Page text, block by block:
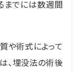
までには数週間
や術式によって
、埋没法の術後